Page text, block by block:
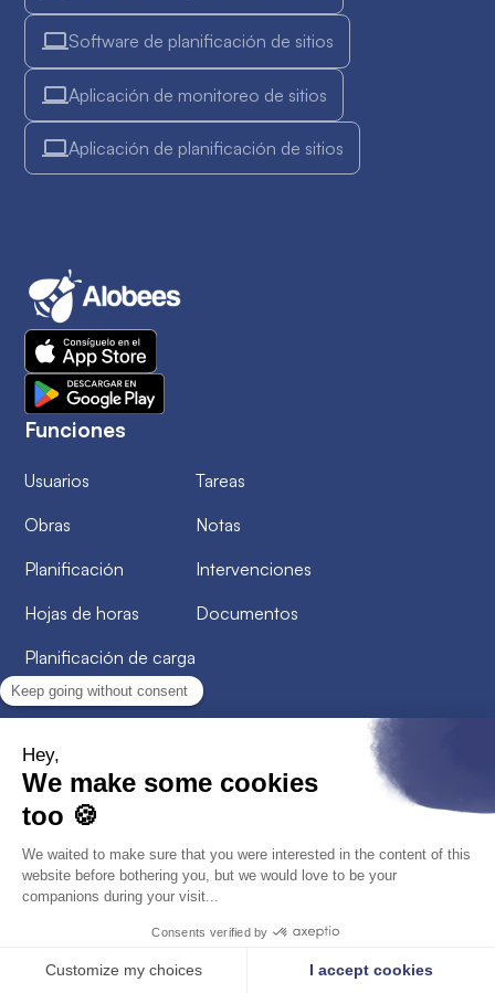
Software de planificación de sitios
Aplicación de monitoreo de sitios
Aplicación de planificación de sitios
Funciones
Usuarios
Obras
Planificación
Hojas de horas
Planificación de carga
Tareas
Notas
Intervenciones
Documentos
Servicios
Integración
Variables de la nómina
Formación
Pequeños consejos